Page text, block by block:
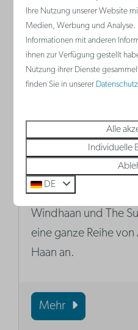
Wassersport
Was ist schöner, als
kombinieren? Die
Windhaan und The
eine ganze Reihe
Haan an.
Mehr
Ihre Nutzung unserer Website
Medien, Werbung und Analyse.
Informationen mit anderen
ihnen zur Verfügung gestellt
Nutzung ihrer Dienste
finden Sie in unserer
Alle
Individuelle
DE